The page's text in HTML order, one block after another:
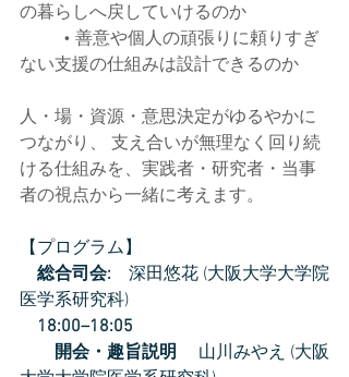
の暮らしへ戻していけるのか
ない支援の仕組みは設計できるのか
人・場・資源・意思決定がゆるやかに
つながり、 支え合いが無理なく回り続
ける仕組みを、実践者・研究者・当事
者の視点から一緒に考えます。
【プログラム】
総合司会: 深田悠花 (大阪大学大学院
医学系研究科)
18:00–18:05
開会・趣旨説明 山川みやえ (大阪